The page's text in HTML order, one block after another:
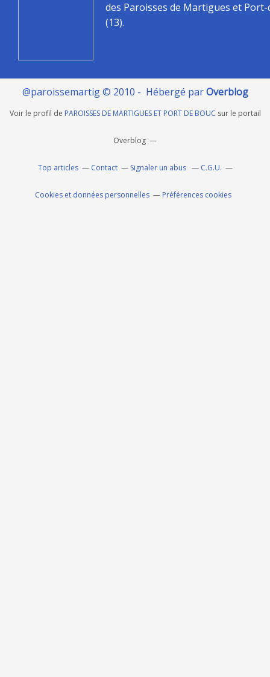
des Paroisses de Martigues et
(13).
@paroissemartig © 2010 - Hébergé parOverblog
Voir le profil de PAROISSES DE MARTIGUES ET PORT DE BOUC sur le portail
Overblog
Top articles Contact Signaler un abus C.G.U.
Cookies et données personnelles Préférences cookies